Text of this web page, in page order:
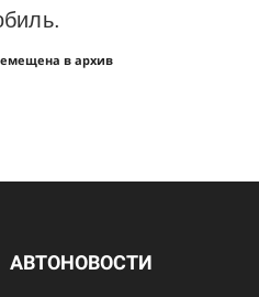
в архив
АВТОНОВОСТИ